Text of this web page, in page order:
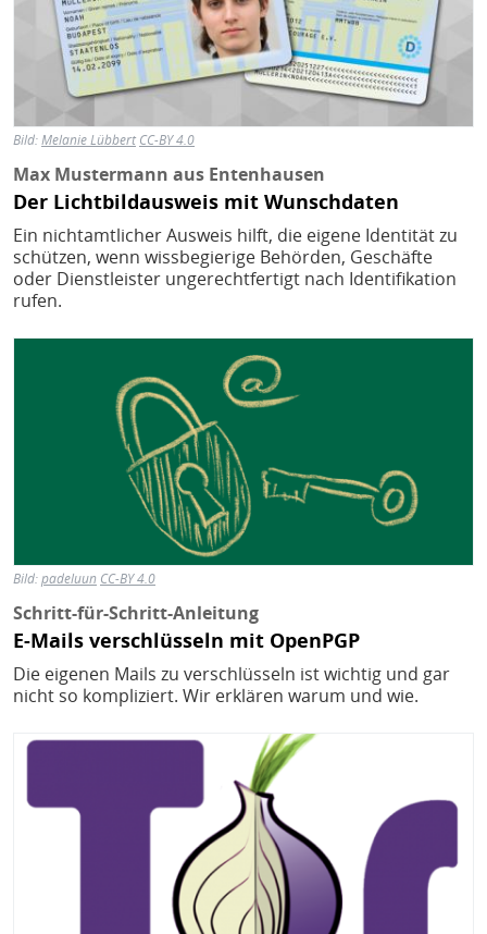
Bild:Melanie Lübbert CC-BY 4.0
Max Mustermann aus Entenhausen
Der Lichtbildausweis mit Wunschdaten
Ein nichtamtlicher Ausweis hilft, die eigene Identität zu
schützen, wenn wissbegierige Behörden, Geschäfte
oder Dienstleister ungerechtfertigt nach Identifikation
rufen.
Bild
Bild:padeluun CC-BY 4.0
Schritt-für-Schritt-Anleitung
E-Mails verschlüsseln mit OpenPGP
Die eigenen Mails zu verschlüsseln ist wichtig und gar
nicht so kompliziert. Wir erklären warum und wie.
Bild